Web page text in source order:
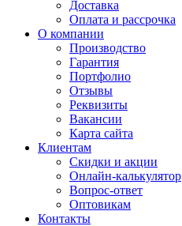
Доставка
Оплата и рассрочка
О компании
Производство
Гарантия
Портфолио
Отзывы
Реквизиты
Вакансии
Карта сайта
Клиентам
Скидки и акции
Онлайн-калькулятор
Вопрос-ответ
Оптовикам
Контакты